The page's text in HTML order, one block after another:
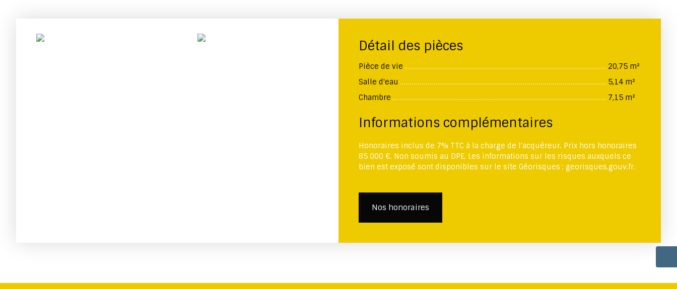
Détail des pièces
Pièce de vie
20,75 m²
Salle d'eau
5,14 m²
Chambre
7,15 m²
Informations complémentaires
Honoraires inclus de 7% TTC à la charge de l'acquéreur. Prix hors honoraires
85 000 €. Non soumis au DPE. Les informations sur les risques auxquels ce
bien est exposé sont disponibles sur le site Géorisques : georisques.gouv.fr.
Nos honoraires